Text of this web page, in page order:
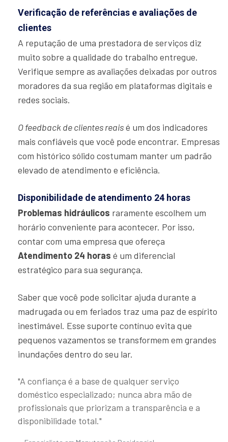
Verificação de referências e avaliações de
clientes
A reputação de uma prestadora de serviços diz
muito sobre a qualidade do trabalho entregue.
Verifique sempre as avaliações deixadas por outros
moradores da sua região em plataformas digitais e
redes sociais.
O feedback de clientes reaisé um dos indicadores
mais confiáveis que você pode encontrar. Empresas
com histórico sólido costumam manter um padrão
elevado de atendimento e eficiência.
Disponibilidade de atendimento 24 horas
Problemas hidráulicos raramente escolhem um
horário conveniente para acontecer. Por isso,
contar com uma empresa que ofereça
Atendimento 24 horas é um diferencial
estratégico para sua segurança.
Saber que você pode solicitar ajuda durante a
madrugada ou em feriados traz uma paz de espírito
inestimável. Esse suporte contínuo evita que
pequenos vazamentos se transformem em grandes
inundações dentro do seu lar.
"A confiança é a base de qualquer serviço
doméstico especializado; nunca abra mão de
profissionais que priorizam a transparência e a
disponibilidade total."